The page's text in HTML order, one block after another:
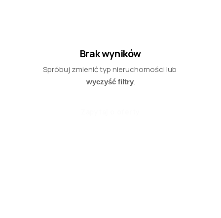
Brak wyników
Spróbuj zmienić typ nieruchomości lub
wyczyść filtry.